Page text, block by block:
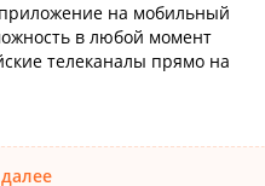
на мобильный
в любой момент
телеканалы прямо на